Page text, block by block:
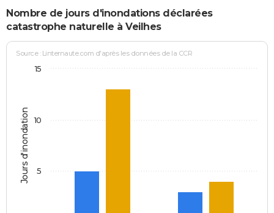
Nombre de jours d'inondations déclarées
catastrophe naturelle à Veilhes
Jours d'inondation
Source : Linternaute.com d'après les données de la CCR
5
10
15